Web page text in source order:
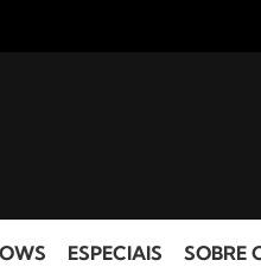
ESPECIAIS SOBRE